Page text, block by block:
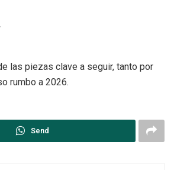
las piezas clave a seguir, tanto por
rumbo a 2026.
Send